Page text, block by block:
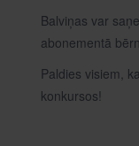
Balviņas var
abonementā
Paldies visiem,
konkursos!